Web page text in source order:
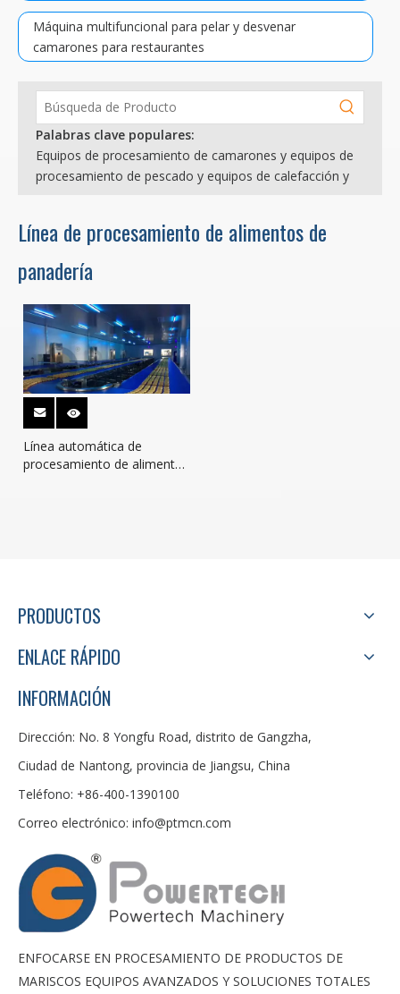
Máquina multifuncional para pelar y desvenar
camarones para restaurantes
Palabras clave populares:
Equipos de procesamiento de camarones y equipos de
procesamiento de pescado y equipos de calefacción y
Línea de procesamiento de alimentos de
panadería
Línea automática de
procesamiento de alimentos
PRODUCTOS
ENLACE RÁPIDO
INFORMACIÓN
Dirección: No. 8 Yongfu Road, distrito de Gangzha,
Ciudad de Nantong, provincia de Jiangsu, China
Teléfono: +86-400-1390100
Correo electrónico: info@ptmcn.com
ENFOCARSE EN PROCESAMIENTO DE PRODUCTOS DE
MARISCOS EQUIPOS AVANZADOS Y SOLUCIONES TOTALES